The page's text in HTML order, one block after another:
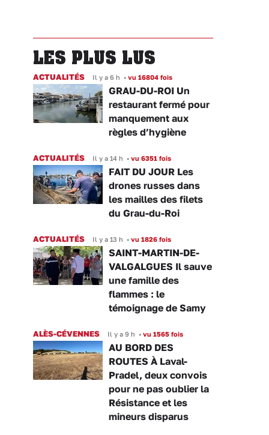
LES PLUS LUS
ACTUALITÉS Il y a 6 h • vu 16804 fois
GRAU-DU-ROI Un
restaurant fermé pour
manquement aux
règles d’hygiène
ACTUALITÉS Il y a 14 h • vu 6351 fois
FAIT DU JOUR Les
drones russes dans
les mailles des filets
du Grau-du-Roi
ACTUALITÉS Il y a 13 h • vu 1826 fois
SAINT-MARTIN-DE-
VALGALGUES Il sauve
une famille des
flammes : le
témoignage de Samy
ALÈS-CÉVENNES Il y a 9 h • vu 1565 fois
AU BORD DES
ROUTES À Laval-
Pradel, deux convois
pour ne pas oublier la
Résistance et les
mineurs disparus